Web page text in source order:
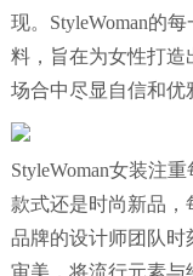
现。StyleWoman的
料，旨在为女性打造
场合中尽显自信和优
StyleWoman女装注
款式还是时尚新品，
品牌的设计师团队时
审美，将流行元素与